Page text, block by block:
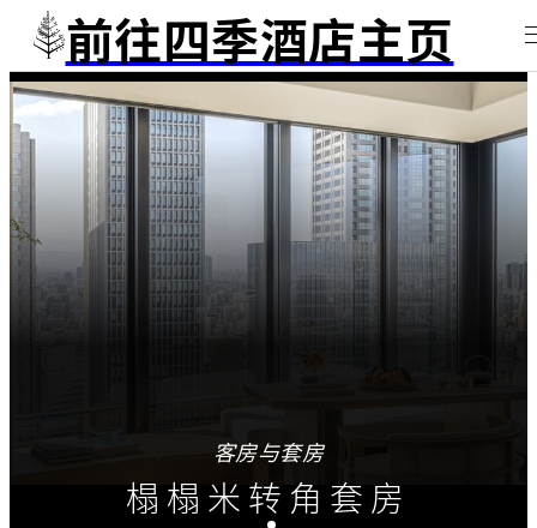
前往四季酒店主页
客房与套房
榻榻米转角套房